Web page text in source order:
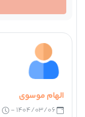
الهام موسوی
۱۴۰۴/۰۳/۰۶ -